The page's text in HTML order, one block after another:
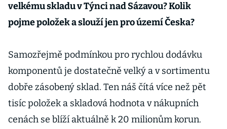
velkému skladu v Týnci nad Sázavou? Kolik
pojme položek a slouží jen pro území Česka?
Samozřejmě podmínkou pro rychlou dodávku
komponentů je dostatečně velký a v sortimentu
dobře zásobený sklad. Ten náš čítá více než pět
tisíc položek a skladová hodnota v nákupních
cenách se blíží aktuálně k 20 milionům korun.